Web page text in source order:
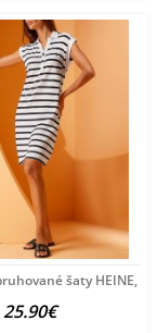
šaty HEINE,
25.90€